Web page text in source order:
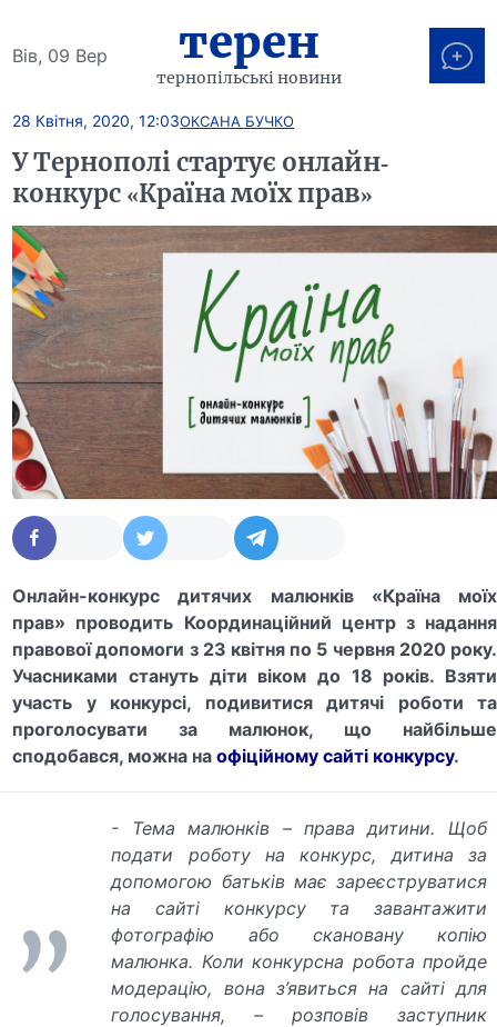
Вів, 09 Вер терен
тернопільські новини
28 Квітня, 2020, 12:03ОКСАНА БУЧКО
У Тернополі стартує онлайн-
конкурс «Країна моїх прав»
Онлайн-конкурс дитячих малюнків «Країна моїх
прав» проводить Координаційний центр з надання
правової допомоги з 23 квітня по 5 червня 2020 року.
Учасниками стануть діти віком до 18 років. Взяти
участь у конкурсі, подивитися дитячі роботи та
проголосувати за малюнок, що найбільше
сподобався, можна наофіційному сайті конкурсу.
- Тема малюнків – права дитини. Щоб
подати роботу на конкурс, дитина за
допомогою батьків має зареєструватися
на сайті конкурсу та завантажити
фотографію або скановану копію
малюнка. Коли конкурсна робота пройде
модерацію, вона з’явиться на сайті для
голосування, –розповів заступник